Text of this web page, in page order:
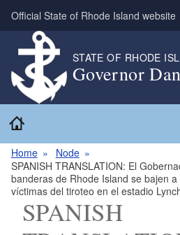
Skip to main content
Official State of Rhode Island website
STATE OF RHODE
Governor
Home
Node
SPANISH TRANSLATION: El
banderas de Rhode Island se bajen
víctimas del tiroteo en el estadio
SPANISH